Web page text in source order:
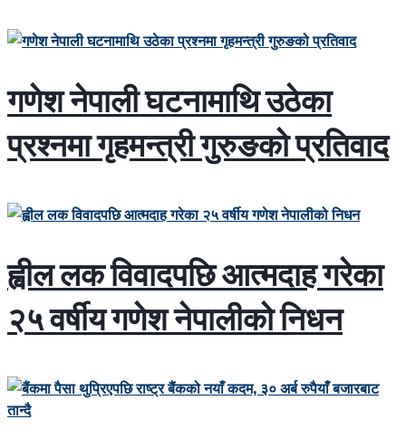
गणेश नेपाली घटनामाथि उठेका
प्रश्नमा गृहमन्त्री गुरुङको प्रतिवाद
ह्वील लक विवादपछि आत्मदाह गरेका
२५ वर्षीय गणेश नेपालीको निधन